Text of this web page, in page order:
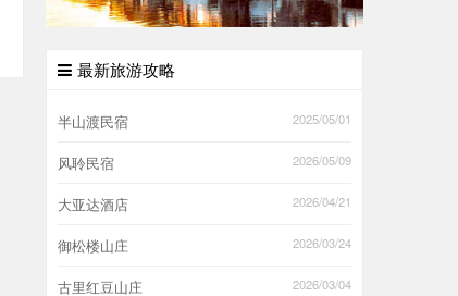
最新旅游攻略
半山渡民宿 2025/05/01
风聆民宿 2026/05/09
大亚达酒店 2026/04/21
御松楼山庄 2026/03/24
古里红豆山庄 2026/03/04